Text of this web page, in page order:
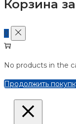
Корзина
0
No products in the
Продолжить